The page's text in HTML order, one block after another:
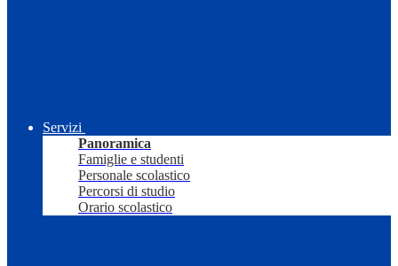
Servizi
Panoramica
Famiglie e studenti
Personale scolastico
Percorsi di studio
Orario scolastico